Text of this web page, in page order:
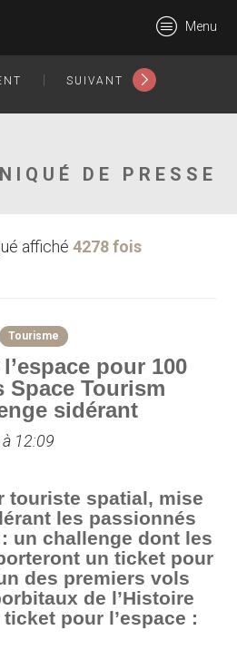
Menu
SUIVANT
DE PRESSE
affiché 4278 fois
Tourisme
pour 100
Tourism
sidérant
12:09
touriste spatial, mise
les passionnés
un challenge dont les
un ticket pour
des premiers vols
de l’Histoire
pour l’espace :